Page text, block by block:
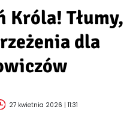
Króla! Tłumy,
dla
27 kwietnia 2026 | 11:31